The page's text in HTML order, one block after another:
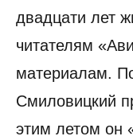
двадцати лет
читателям
материалам.
Смиловицкий
этим летом он